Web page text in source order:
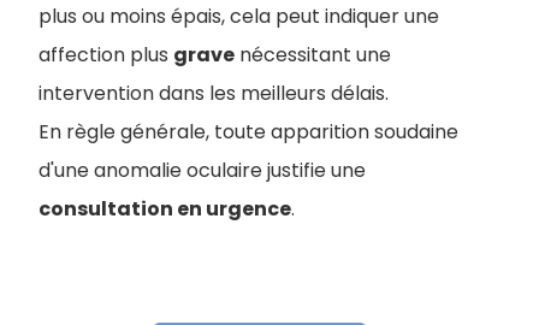
plus ou moins épais, cela peut indiquer une
affection plus grave nécessitant une
intervention dans les meilleurs délais.
En règle générale, toute apparition soudaine
d'une anomalie oculaire justifie une
consultation en urgence.